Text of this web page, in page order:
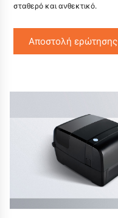
σταθερό και ανθεκτικό.
Αποστολή ερώτησης